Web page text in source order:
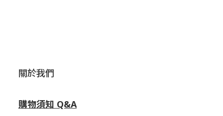
關於我們
購物須知 Q&A